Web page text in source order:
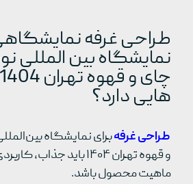
طراحی غرفه
نمایشگاه بین المللی
هایی دارد؟
طراحی غرفهبرای نمایشگاه
و قهوه تهران ۱۴۰۴ باید
ماهیت محصول باشد.